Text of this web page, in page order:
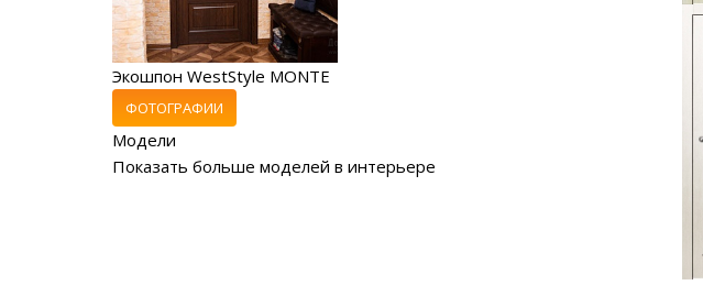
Экошпон WestStyle MONTE
ФОТОГРАФИИ
Модели
Показать больше моделей в интерьере